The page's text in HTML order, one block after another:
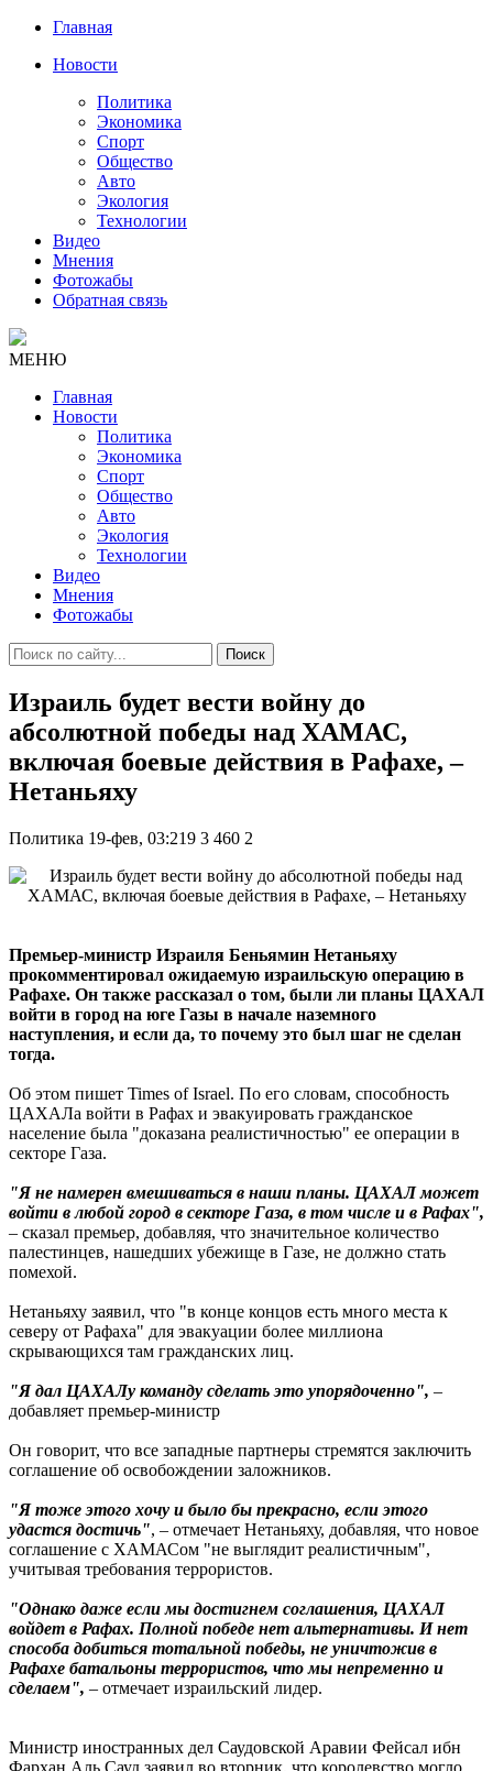
Главная
Новости
Политика
Экономика
Спорт
Общество
Авто
Экология
Технологии
Видео
Мнения
Фотожабы
Обратная связь
МЕНЮ
Главная
Новости
Политика
Экономика
Спорт
Общество
Авто
Экология
Технологии
Видео
Мнения
Фотожабы
Поиск
Израиль будет вести войну до
абсолютной победы над ХАМАС,
включая боевые действия в Рафахе, –
Нетаньяху
Политика 19-фев, 03:219 3 460 2
Премьер-министр Израиля Беньямин Нетаньяху
прокомментировал ожидаемую израильскую операцию в
Рафахе. Он также рассказал о том, были ли планы ЦАХАЛ
войти в город на юге Газы в начале наземного
наступления, и если да, то почему это был шаг не сделан
тогда.
Об этом пишет Times of Israel. По его словам, способность
ЦАХАЛа войти в Рафах и эвакуировать гражданское
население была "доказана реалистичностью" ее операции в
секторе Газа.
"Я не намерен вмешиваться в наши планы. ЦАХАЛ может
войти в любой город в секторе Газа, в том числе и в Рафах",
– сказал премьер, добавляя, что значительное количество
палестинцев, нашедших убежище в Газе, не должно стать
помехой.
Нетаньяху заявил, что "в конце концов есть много места к
северу от Рафаха" для эвакуации более миллиона
скрывающихся там гражданских лиц.
"Я дал ЦАХАЛу команду сделать это упорядоченно", –
добавляет премьер-министр
Он говорит, что все западные партнеры стремятся заключить
соглашение об освобождении заложников.
"Я тоже этого хочу и было бы прекрасно, если этого
удастся достичь", – отмечает Нетаньяху, добавляя, что новое
соглашение с ХАМАСом "не выглядит реалистичным",
учитывая требования террористов.
"Однако даже если мы достигнем соглашения, ЦАХАЛ
войдет в Рафах. Полной победе нет альтернативы. И нет
способа добиться тотальной победы, не уничтожив в
Рафахе батальоны террористов, что мы непременно и
сделаем", – отмечает израильский лидер.
Министр иностранных дел Саудовской Аравии Фейсал ибн
Фархан Аль Сауд заявил во вторник, что королевство могло